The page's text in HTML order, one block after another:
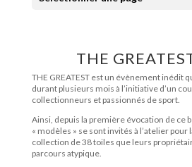
THE
THE GREATEST est un évènement inédit
durant plusieurs mois à l’initiative d’un
collectionneurs et passionnés de sport.
Ainsi, depuis la première évocation de ce
« modèles » se sont invités à l’atelier pour
collection de 38 toiles que leurs
parcours atypique.